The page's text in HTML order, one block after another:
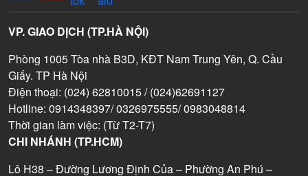
VP. GIAO DỊCH (TP.HÀ NỘI)
Phòng 1005 Tòa nhà B3D, KĐT Nam Trung Yên, Q. Cầu
Giấy. TP Hà Nội
Điện thoại: (024) 62810015 / (024)62691127
Hotline: 0914348397/ 0326975555/ 0983048814
Thời gian làm việc: (Từ T2-T7)
CHI NHÁNH (TP.HCM)
Lô H38 – Đường Lương Định Của – Phường An Phú –